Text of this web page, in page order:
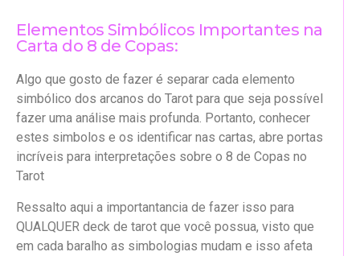
Elementos Simbólicos Importantes na
Carta do 8 de Copas:
Algo que gosto de fazer é separar cada elemento
simbólico dos arcanos do Tarot para que seja possível
fazer uma análise mais profunda. Portanto, conhecer
estes simbolos e os identificar nas cartas, abre portas
incríveis para interpretações sobre o 8 de Copas no
Tarot
Ressalto aqui a importantancia de fazer isso para
QUALQUER deck de tarot que você possua, visto que
em cada baralho as simbologias mudam e isso afeta